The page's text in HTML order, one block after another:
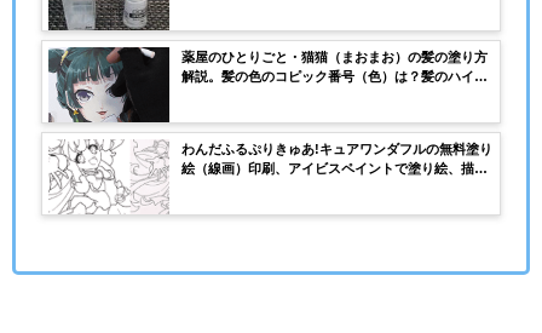
薬屋のひとりごと・猫猫（まおまお）の髪の塗り方
解説。髪の色のコピック番号（色）は？髪のハイラ
わんだふるぷりきゅあ!キュアワンダフルの無料塗り
絵（線画）印刷、アイビスペイントで塗り絵、描き